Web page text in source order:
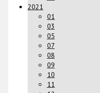
2021
01
03
05
07
08
09
10
11